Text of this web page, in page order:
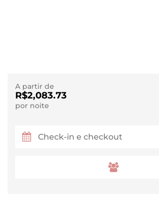
A partir de
R$2,083.73
por noite